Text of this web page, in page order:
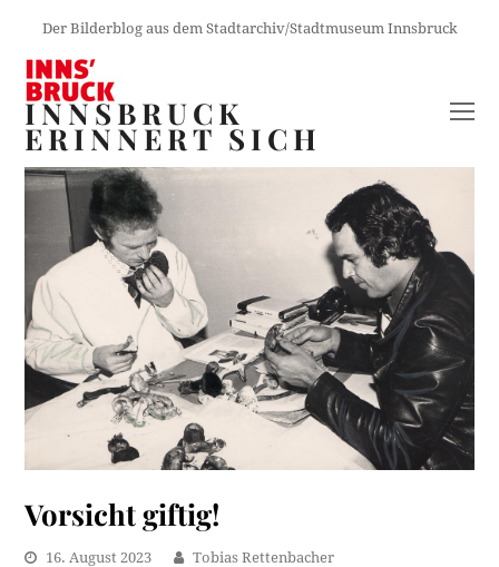
Der Bilderblog aus dem Stadtarchiv/Stadtmuseum Innsbruck
INNSBRUCK
ERINNERT SICH
Vorsicht giftig!
16. August 2023
Tobias Rettenbacher